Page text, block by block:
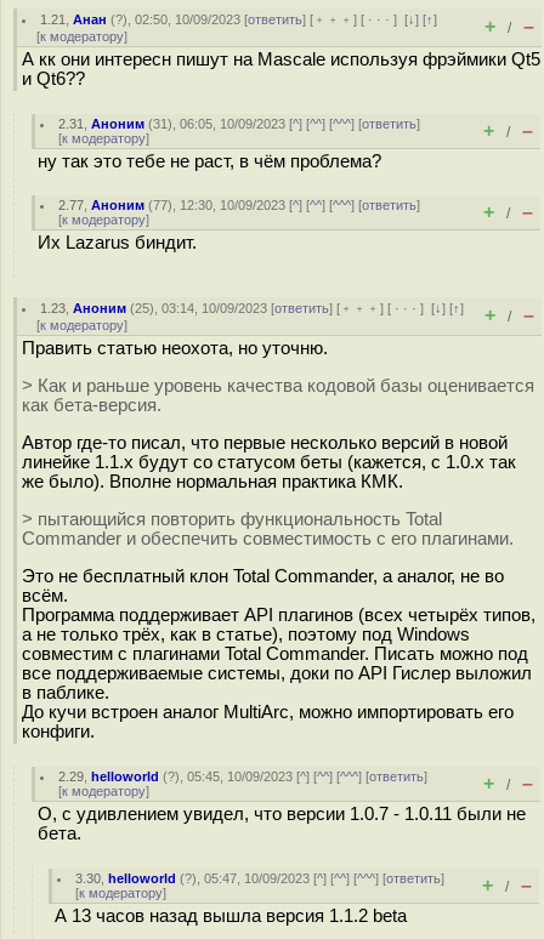
1.21 ,Анан (?), 02:50, 10/09/2023 [ответить] [ ﹢﹢﹢] [ · · ·][↓] [↑]
[к модератору] + / –
А кк они интересн пишут на Мascalе используя фрэймики Qt5
и Qt6??
2.31 ,Аноним (31), 06:05, 10/09/2023 [^] [^^] [^^^] [ответить]
[к модератору] + / –
ну так это тебе не раст, в чём проблема?
2.77 ,Аноним (77), 12:30, 10/09/2023 [^] [^^] [^^^] [ответить]
[к модератору] + / –
Их Lazarus биндит.
1.23 ,Аноним (25), 03:14, 10/09/2023 [ответить] [ ﹢﹢﹢] [ · · ·][↓] [↑]
[к модератору] + / –
Править статью неохота, но уточню.
> Как и раньше уровень качества кодовой базы оценивается
как бета-версия.
Автор где-то писал, что первые несколько версий в новой
линейке 1.1.х будут со статусом беты (кажется, с 1.0.х так
же было). Вполне нормальная практика КМК.
> пытающийся повторить функциональность Total
Commander и обеспечить совместимость с его плагинами.
Это не бесплатный клон Total Commander, а аналог, не во
всём.
Программа поддерживает API плагинов (всех четырёх типов,
а не только трёх, как в статье), поэтому под Windows
совместим с плагинами Total Commander. Писать можно под
все поддерживаемые системы, доки по API Гислер выложил
в паблике.
До кучи встроен аналог MultiArc, можно импортировать его
конфиги.
2.29 ,helloworld (?), 05:45, 10/09/2023 [^] [^^] [^^^] [ответить]
[к модератору] + / –
О, с удивлением увидел, что версии 1.0.7 - 1.0.11 были не
бета.
3.30 ,helloworld (?), 05:47, 10/09/2023 [^] [^^] [^^^] [ответить]
[к модератору] + / –
А 13 часов назад вышла версия 1.1.2 beta